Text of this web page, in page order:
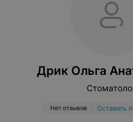
Дрик Ольга
Нет отзывов Оставить